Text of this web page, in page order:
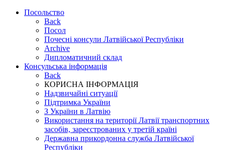
Посольство
Back
Посол
Почесні консули Латвійської Республіки
Archive
Дипломатичний склад
Консульська інформація
Back
КОРИСНА ІНФОРМАЦІЯ
Надзвичайні ситуації
Підтримка України
З України в Латвію
Використання на території Латвії транспортних
засобів, зареєстрованих у третій країні
Державна прикордонна служба Латвійської
Республіки